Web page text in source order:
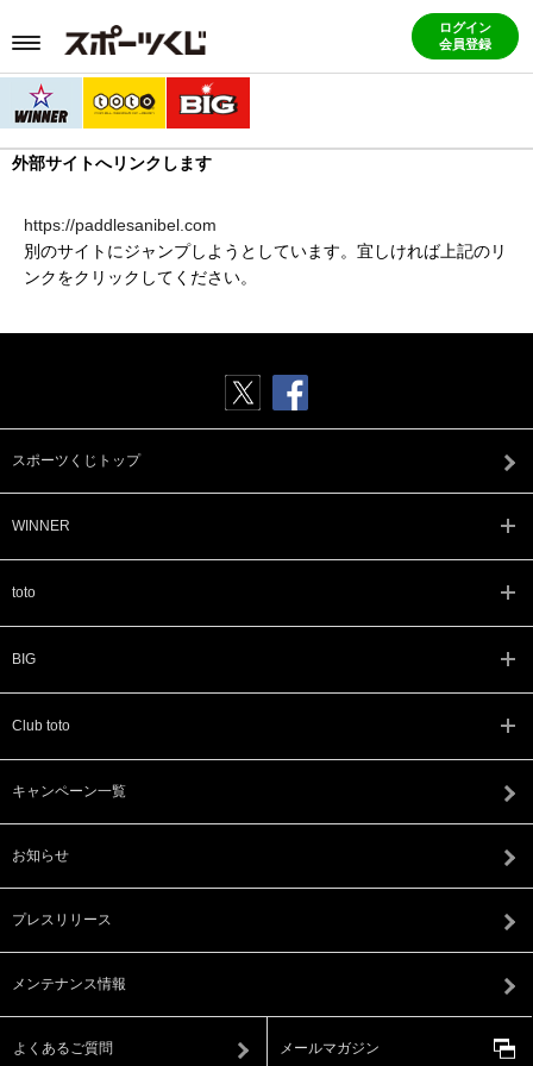
ログイン
会員登録
外部サイトへリンクします
https://paddlesanibel.com
別のサイトにジャンプしようとしています。宜しければ上記のリ
ンクをクリックしてください。
スポーツくじトップ
WINNER
toto
BIG
Club toto
キャンペーン一覧
お知らせ
プレスリリース
メンテナンス情報
よくあるご質問 メールマガジン